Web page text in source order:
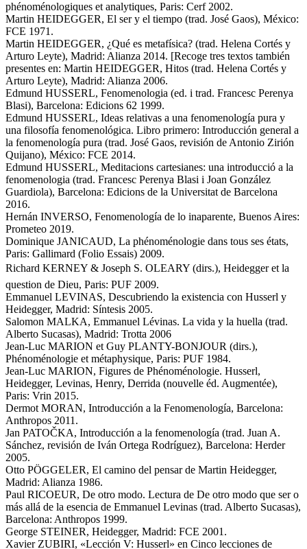
phénoménologiques et analytiques, Paris: Cerf 2002.
Martin HEIDEGGER, El ser y el tiempo (trad. José Gaos), México:
FCE 1971.
Martin HEIDEGGER, ¿Qué es metafísica? (trad. Helena Cortés y
Arturo Leyte), Madrid: Alianza 2014. [Recoge tres textos también
presentes en: Martin HEIDEGGER, Hitos (trad. Helena Cortés y
Arturo Leyte), Madrid: Alianza 2006.
Edmund HUSSERL, Fenomenologia (ed. i trad. Francesc Perenya
Blasi), Barcelona: Edicions 62 1999.
Edmund HUSSERL, Ideas relativas a una fenomenología pura y
una filosofía fenomenológica. Libro primero: Introducción general a
la fenomenología pura (trad. José Gaos, revisión de Antonio Zirión
Quijano), México: FCE 2014.
Edmund HUSSERL, Meditacions cartesianes: una introducció a la
fenomenologia (trad. Francesc Perenya Blasi i Joan González
Guardiola), Barcelona: Edicions de la Universitat de Barcelona
2016.
Hernán INVERSO, Fenomenología de lo inaparente, Buenos Aires:
Prometeo 2019.
Dominique JANICAUD, La phénoménologie dans tous ses états,
Paris: Gallimard (Folio Essais) 2009.
Richard KERNEY & Joseph S. OLEARY (dirs.), Heidegger et la
question de Dieu, Paris: PUF 2009.
Emmanuel LEVINAS, Descubriendo la existencia con Husserl y
Heidegger, Madrid: Síntesis 2005.
Salomon MALKA, Emmanuel Lévinas. La vida y la huella (trad.
Alberto Sucasas), Madrid: Trotta 2006
Jean-Luc MARION et Guy PLANTY-BONJOUR (dirs.),
Phénoménologie et métaphysique, Paris: PUF 1984.
Jean-Luc MARION, Figures de Phénoménologie. Husserl,
Heidegger, Levinas, Henry, Derrida (nouvelle éd. Augmentée),
Paris: Vrin 2015.
Dermot MORAN, Introducción a la Fenomenología, Barcelona:
Anthropos 2011.
Jan PATOČKA, Introducción a la fenomenología (trad. Juan A.
Sánchez, revisión de Iván Ortega Rodríguez), Barcelona: Herder
2005.
Otto PÖGGELER, El camino del pensar de Martin Heidegger,
Madrid: Alianza 1986.
Paul RICOEUR, De otro modo. Lectura de De otro modo que ser o
más allá de la esencia de Emmanuel Levinas (trad. Alberto Sucasas),
Barcelona: Anthropos 1999.
George STEINER, Heidegger, Madrid: FCE 2001.
Xavier ZUBIRI, «Lección V: Husserl» en Cinco lecciones de